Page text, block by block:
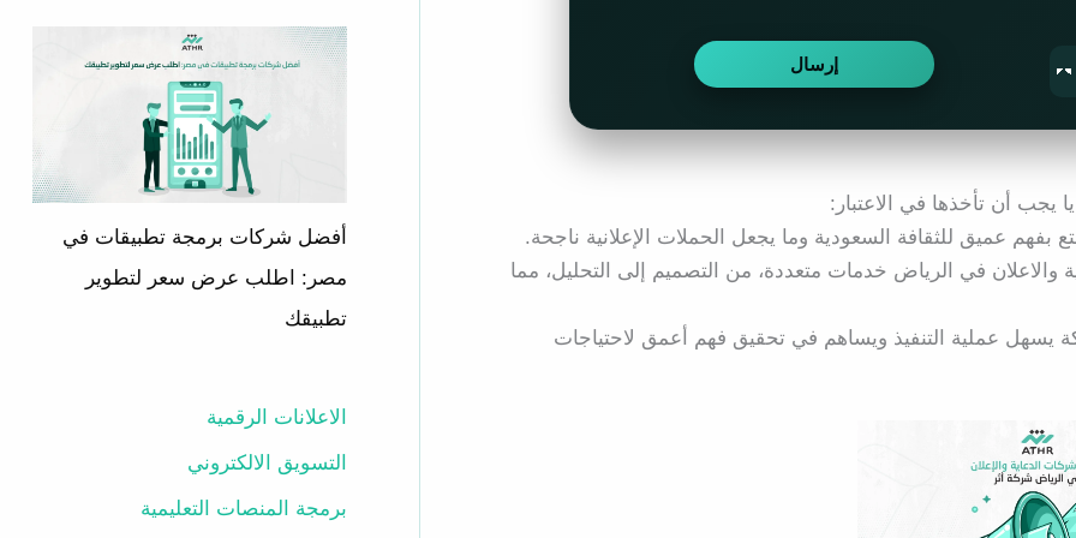
يجب أن تأخذها في الاعتبار:
بفهم عميق للثقافة السعودية وما يجعل الحملات الإعلانية ناجحة.
في الرياض خدمات متعددة، من التصميم إلى التحليل، مما
يسهل عملية التنفيذ ويساهم في تحقيق فهم أعمق لاحتياجات
أفضل شركات برمجة تطبيقات في
مصر: اطلب عرض سعر لتطوير
تطبيقك
الاعلانات الرقمية
التسويق الالكتروني
برمجة المنصات التعليمية